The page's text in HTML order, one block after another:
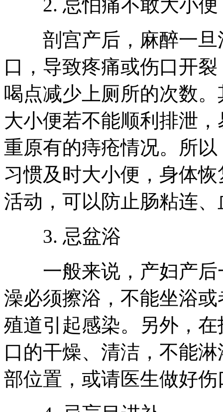
2. 忌怕痛不敢大小便
剖宫产后，麻醉一旦
口，导致疼痛或伤口开
喝点减少上厕所的次数
大小便若不能顺利排泄
重原有的痔疮情况。所
习惯及时大小便，身体
活动，可以防止肠粘连
3. 忌盆浴
一般来说，产妇产后
澡必须擦浴，不能坐浴
殖道引起感染。另外，
口的干燥、清洁，不能
部位置，或请医生做好